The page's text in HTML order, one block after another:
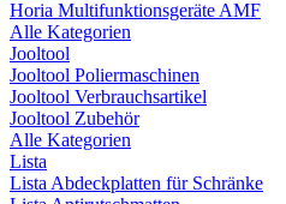
Horia Multifunktionsgeräte AMF
Alle Kategorien
Jooltool
Jooltool Poliermaschinen
Jooltool Verbrauchsartikel
Jooltool Zubehör
Alle Kategorien
Lista
Lista Abdeckplatten für Schränke